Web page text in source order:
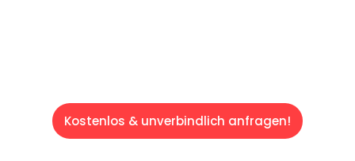
Kostenlos & unverbindlich anfragen!